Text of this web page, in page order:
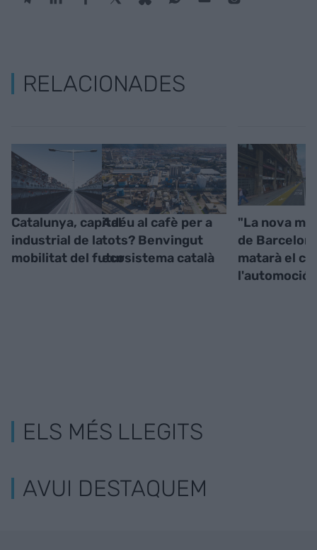
RELACIONADES
Catalunya, capital
industrial de la
mobilitat del futur
Adéu al cafè per a
tots? Benvingut
ecosistema català
"La nova
de
matarà el
l'automoció"
ELS MÉS LLEGITS
AVUI DESTAQUEM